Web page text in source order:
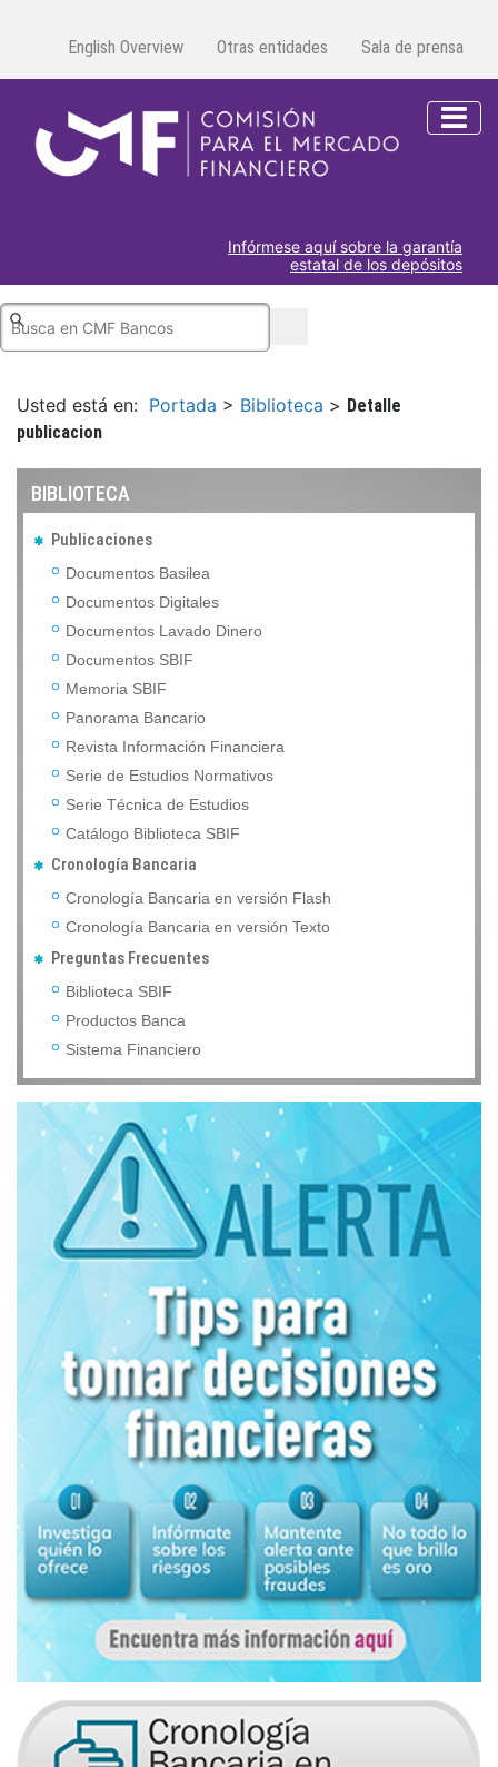
English Overview Otras entidades Sala de prensa
Infórmese aquí sobre la garantía
estatal de los depósitos
Usted está en: Portada > Biblioteca > Detalle
publicacion
BIBLIOTECA
Publicaciones
Documentos Basilea
Documentos Digitales
Documentos Lavado Dinero
Documentos SBIF
Memoria SBIF
Panorama Bancario
Revista Información Financiera
Serie de Estudios Normativos
Serie Técnica de Estudios
Catálogo Biblioteca SBIF
Cronología Bancaria
Cronología Bancaria en versión Flash
Cronología Bancaria en versión Texto
Preguntas Frecuentes
Biblioteca SBIF
Productos Banca
Sistema Financiero